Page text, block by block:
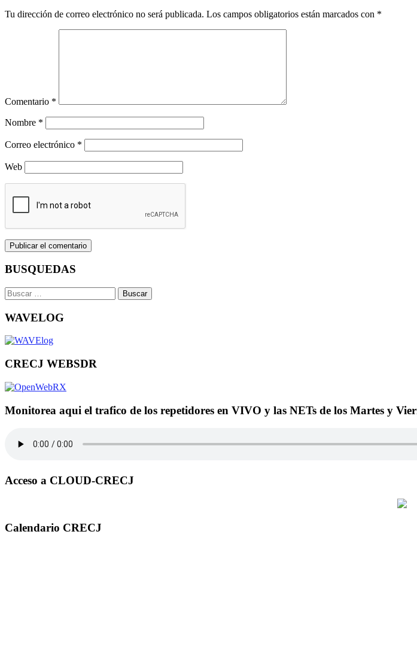
Tu dirección de correo electrónico no será publicada. Los campos obligatorios están marcados con *
Comentario *
Nombre *
Correo electrónico *
Web
BUSQUEDAS
Buscar:
WAVELOG
CRECJ WEBSDR
Monitorea aqui el trafico de los repetidores en VIVO y las NETs de los Martes y
Acceso a CLOUD-CRECJ
Calendario CRECJ